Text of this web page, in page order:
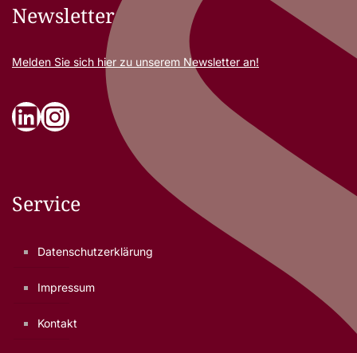
Newsletter
Melden Sie sich hier zu unserem Newsletter an!
LinkedIn
Instagram
Service
Datenschutzerklärung
Impressum
Kontakt